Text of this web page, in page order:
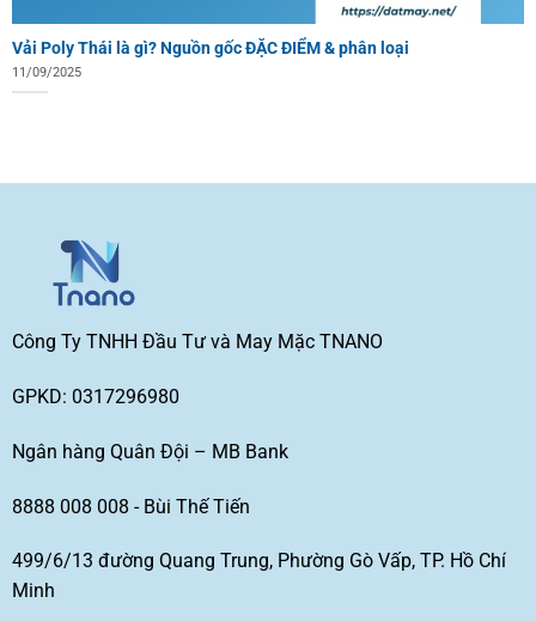
Vải Poly Thái là gì? Nguồn gốc ĐẶC ĐIỂM & phân loại
11/09/2025
Công Ty TNHH Đầu Tư và May Mặc TNANO
GPKD: 0317296980
Ngân hàng Quân Đội – MB Bank
8888 008 008 - Bùi Thế Tiến
499/6/13 đường Quang Trung, Phường Gò Vấp, TP. Hồ Chí
Minh